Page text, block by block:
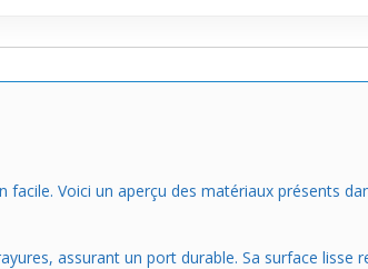
Voici un aperçu des matériaux présents
assurant un port durable. Sa surface lisse